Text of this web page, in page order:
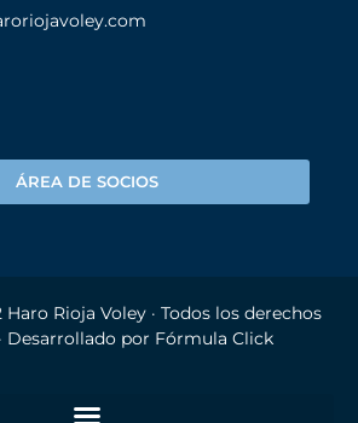
ÁREA DE SOCIOS
Haro Rioja Voley· Todos los derechos
Desarrollado por Fórmula Click